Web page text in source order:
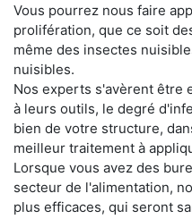
Vous pourrez nous faire
prolifération, que ce soit
même des insectes
nuisibles.
Nos experts s'avèrent être
à leurs outils, le degré
bien de votre structure,
meilleur traitement à
Lorsque vous avez des
secteur de l'alimentation,
plus efficaces, qui seront